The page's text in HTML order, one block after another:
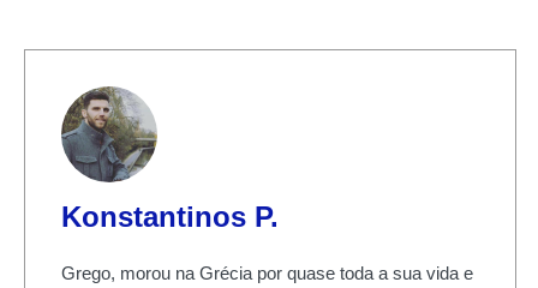
Konstantinos P.
Grego, morou na Grécia por quase toda a sua vida e